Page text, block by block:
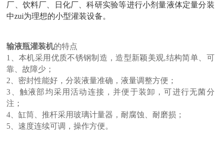
厂、饮料厂、日化厂、科研实验等进行小剂量液体定量分装
中zui为理想的小型灌装设备。
输液瓶灌装机的特点
1、本机采用优质不锈钢制造，造型新颖美观,结构简单、可
靠、故障少；
2、密封性能好，分装液量准确，液量调整方便；
3、触液部均采用活动连接，并便于装卸，可进行无菌分
注；
4、缸筒、推杆采用玻璃计量器，耐腐蚀、耐磨损；
5、速度连续可调，操作方便。